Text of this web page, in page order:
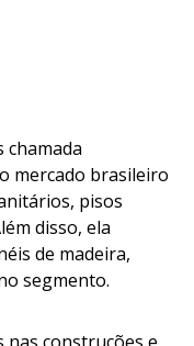
mercado brasileiro
pisos
disso, ela
de madeira,
segmento.